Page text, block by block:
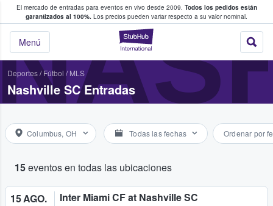
El mercado de entradas para eventos en vivo desde 2009. Todos los pedidos están
garantizados al 100%. Los precios pueden variar respecto a su valor nominal.
StubHub:
Menú
y venta de entradas entre fans
Deportes/Fútbol / MLS
Nashville SC Entradas
Columbus, OH Todas las fechas Ordenar por
15eventos en todas las ubicaciones
15 AGO. Inter Miami CF at Nashville SC